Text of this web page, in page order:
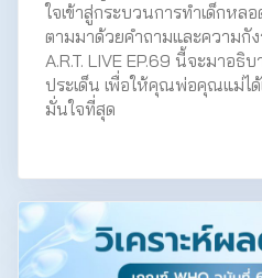
ใจเข้าสู่กระบวนการทำเด็กหล
ตามมาด้วยคำถามและความกั
A.R.T. LIVE EP.69 นี้จะมาอธิ
ประเด็น เพื่อให้คุณพ่อคุณแม่ไ
มั่นใจที่สุด